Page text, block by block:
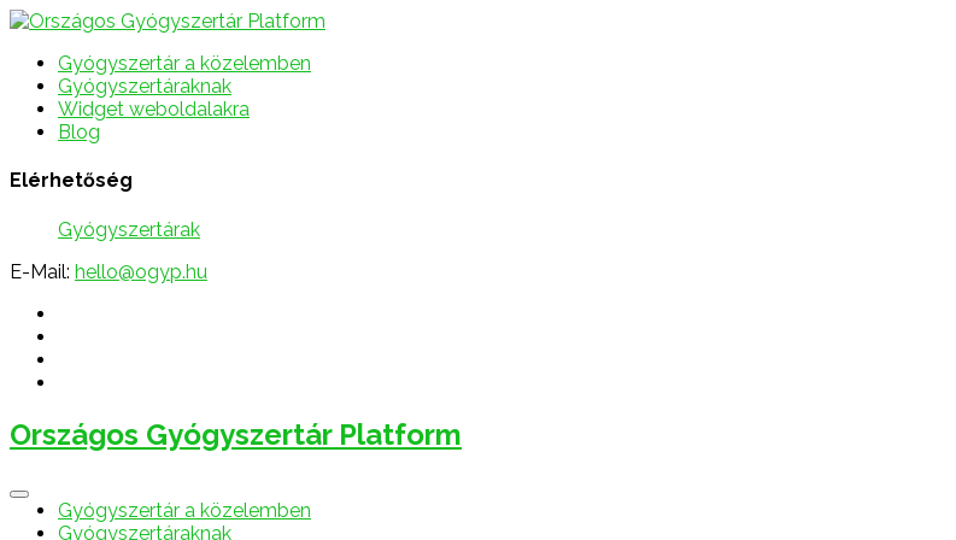
Gyógyszertár a közelemben
Gyógyszertáraknak
Widget weboldalakra
Blog
Elérhetőség
Gyógyszertárak
E-Mail: hello@ogyp.hu
Országos Gyógyszertár Platform
Gyógyszertár a közelemben
Gyógyszertáraknak